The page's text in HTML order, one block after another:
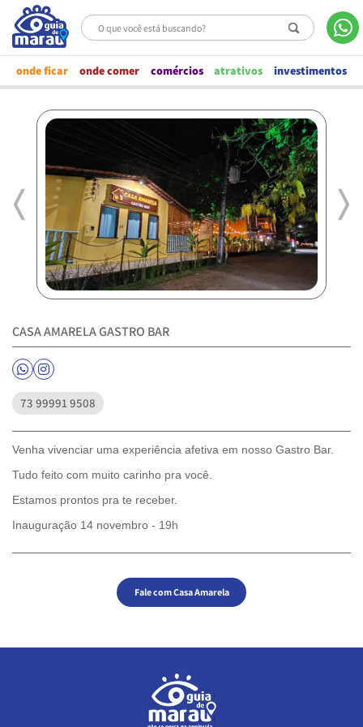
onde ficar onde comer comércios atrativos investimentos
O que você está buscando?
Ícone
Previous
CASA AMARELA GASTRO BAR
Whatsapp Ícone
Instagram Ícone
73 99991 9508
Venha vivenciar uma experiência afetiva em nosso Gastro Bar.
Tudo feito com muito carinho pra você.
Estamos prontos pra te receber.
Inauguração 14 novembro - 19h
Fale com Casa Amarela